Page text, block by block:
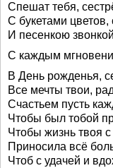
Спешат тебя,
С букетами цветов,
И песенкою
С каждым
В День рожденья,
Все мечты твои,
Счастьем пусть
Чтобы был тобой
Чтобы жизнь твоя
Приносила всё
Чтоб с удачей и